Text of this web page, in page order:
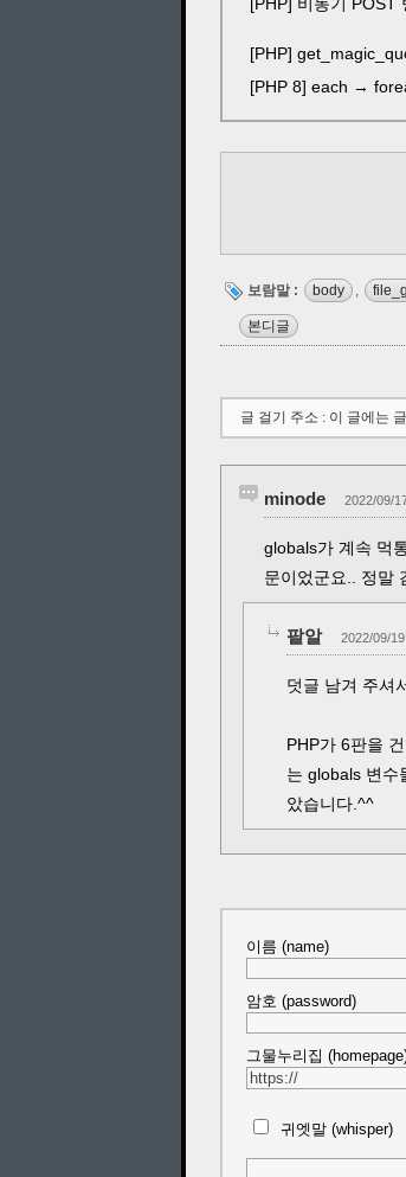
[PHP]
[PHP 8] each →
보람말 : body
본디글
글 걸기 주소 : 이 글에는
minode 2022/09/
globals가 계속 먹
문이었군요.. 정말
팥알 2022/09/
덧글 남겨 주셔
PHP가 6판을
는 globals 변수
았습니다.^^
이름 (name)
암호 (password)
그물누리집
귀엣말 (whisper)